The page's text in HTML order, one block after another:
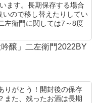
ます。長期保存する場合
ので移し替えたりしてい
左衛門に関しては7～8度
醸」二左衛門2022BY
りがとう！開封後の保存
また、残ったお酒は長期